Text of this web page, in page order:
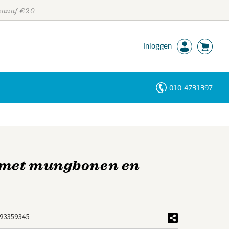
€20
Inloggen
010-4731397
mungbonen en
Personen